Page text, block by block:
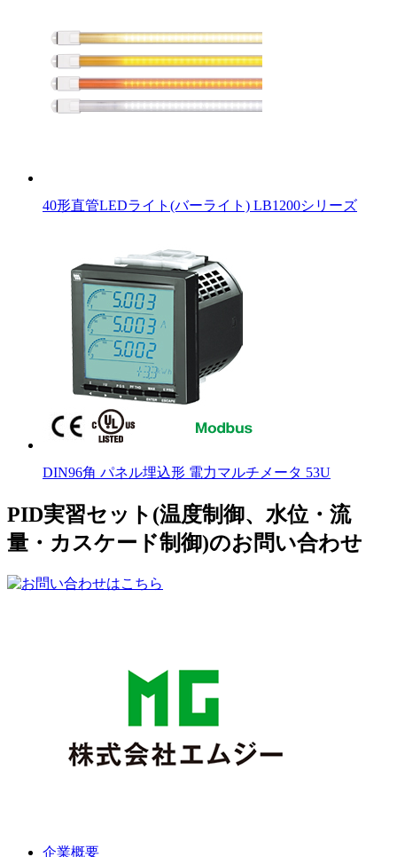
40形直管LEDライト(バーライト) LB1200シリーズ
DIN96角 パネル埋込形 電力マルチメータ 53U
PID実習セット(温度制御、水位・流
量・カスケード制御)のお問い合わせ
企業概要